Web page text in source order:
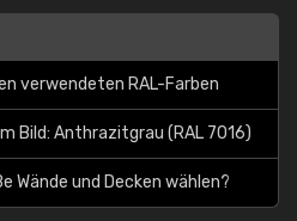
verwendeten RAL-Farben
Bild: Anthrazitgrau (RAL 7016)
Wände und Decken wählen?